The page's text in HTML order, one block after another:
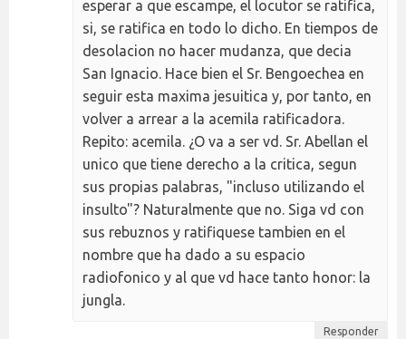
esperar a que escampe, el locutor se ratifica,
si, se ratifica en todo lo dicho. En tiempos de
desolacion no hacer mudanza, que decia
San Ignacio. Hace bien el Sr. Bengoechea en
seguir esta maxima jesuitica y, por tanto, en
volver a arrear a la acemila ratificadora.
Repito: acemila. ¿O va a ser vd. Sr. Abellan el
unico que tiene derecho a la critica, segun
sus propias palabras, "incluso utilizando el
insulto"? Naturalmente que no. Siga vd con
sus rebuznos y ratifiquese tambien en el
nombre que ha dado a su espacio
radiofonico y al que vd hace tanto honor: la
jungla.
Responder